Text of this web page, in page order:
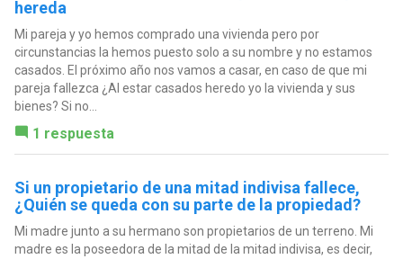
hereda
Mi pareja y yo hemos comprado una vivienda pero por
circunstancias la hemos puesto solo a su nombre y no estamos
casados. El próximo año nos vamos a casar, en caso de que mi
pareja fallezca ¿Al estar casados heredo yo la vivienda y sus
bienes? Si no...
1 respuesta
Si un propietario de una mitad indivisa fallece,
¿Quién se queda con su parte de la propiedad?
Mi madre junto a su hermano son propietarios de un terreno. Mi
madre es la poseedora de la mitad de la mitad indivisa, es decir,